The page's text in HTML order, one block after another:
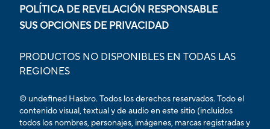
POLÍTICA DE REVELACIÓN RESPONSABLE
SUS OPCIONES DE PRIVACIDAD
PRODUCTOS NO DISPONIBLES EN TODAS LAS
REGIONES
© undefined Hasbro. Todos los derechos reservados. Todo el
contenido visual, textual y de audio en este sitio (incluidos
todos los nombres, personajes, imágenes, marcas registradas y